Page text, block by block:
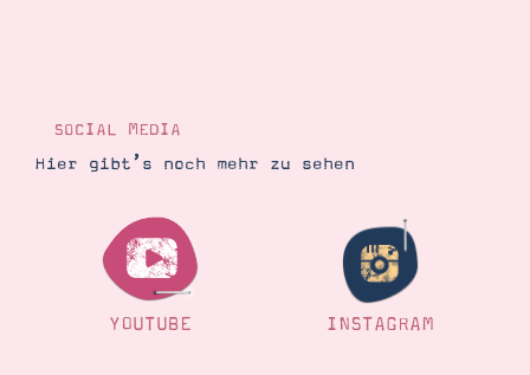
SOCIAL MEDIA
Hier gibt’s noch mehr zu sehen
YOUTUBE INSTAGRAM